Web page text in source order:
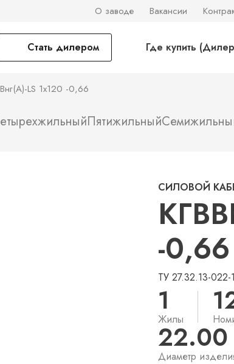
О заводе Вакансии
Стать дилером Где купить
LS 1х120 -0,66
Пятижильный
СИЛОВОЙ
-0,66
ТУ 27.32.13-
1
Жилы
Диаметр